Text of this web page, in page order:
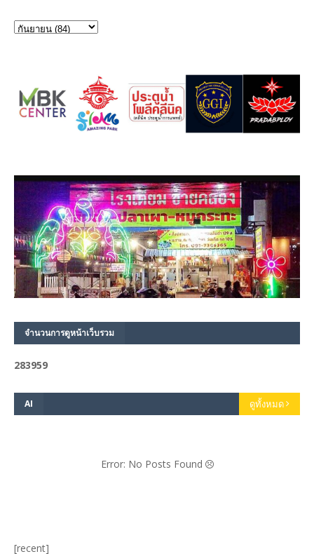
จำนวนการดูหน้าเว็บรวม
283959
AI ดูทั้งหมด
Error: No Posts Found
[recent]